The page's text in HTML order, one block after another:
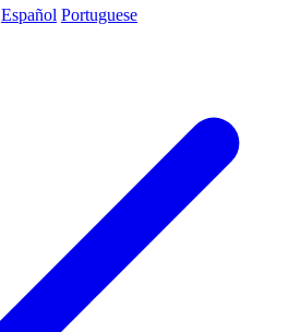
Español Portuguese